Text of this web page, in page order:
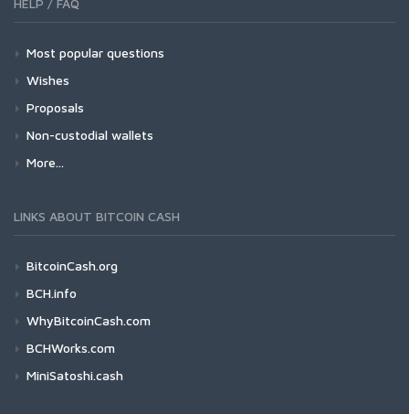
HELP / FAQ
Most popular questions
Wishes
Proposals
Non-custodial wallets
More...
LINKS ABOUT BITCOIN CASH
BitcoinCash.org
BCH.info
WhyBitcoinCash.com
BCHWorks.com
MiniSatoshi.cash